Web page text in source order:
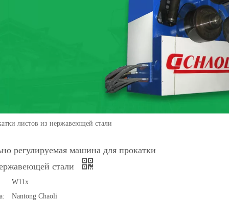
листов из нержавеющей стали
регулируемая машина для прокатки
стали
W11x
Nantong Chaoli